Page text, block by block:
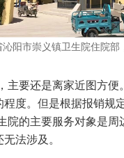
沁阳市崇义镇卫生院住院部
主要还是离家近图方
度。但是根据报销规
院的主要服务对象是
法涉及。